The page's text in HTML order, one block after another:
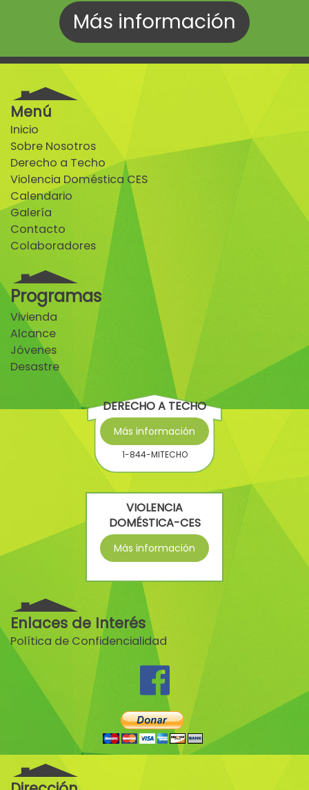
Más información
Menú
Inicio
Sobre Nosotros
Derecho a Techo
Violencia Doméstica CES
Calendario
Galería
Contacto
Colaboradores
Programas
Vivienda
Alcance
Jóvenes
Desastre
DERECHO A TECHO
Más información
1-844-MITECHO
VIOLENCIA
DOMÉSTICA-CES
Más información
Enlaces de Interés
Política de Confidencialidad